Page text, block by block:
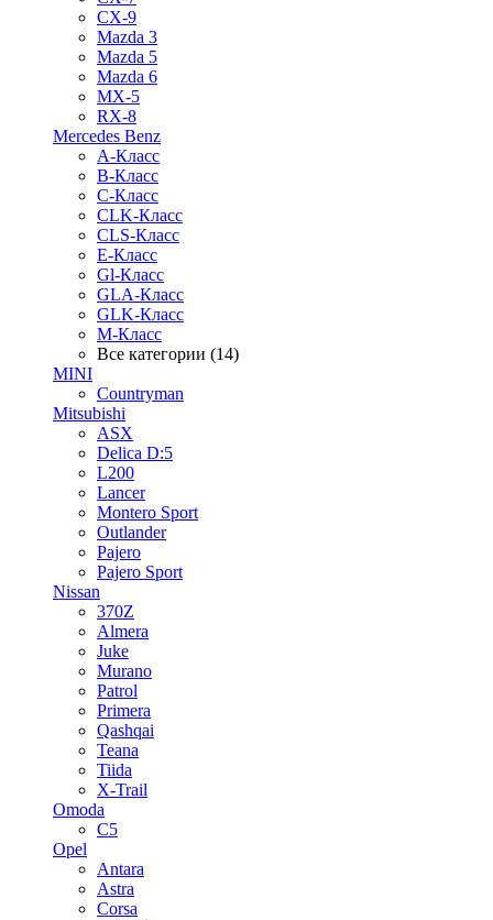
CX-9
Mazda 3
Mazda 5
Mazda 6
MX-5
RX-8
Mercedes Benz
A-Класс
B-Класс
C-Класс
CLK-Класс
CLS-Класс
E-Класс
Gl-Класс
GLA-Класс
GLK-Класс
M-Класс
Все категории (14)
MINI
Countryman
Mitsubishi
ASX
Delica D:5
L200
Lancer
Montero Sport
Outlander
Pajero
Pajero Sport
Nissan
370Z
Almera
Juke
Murano
Patrol
Primera
Qashqai
Teana
Tiida
X-Trail
Omoda
C5
Opel
Antara
Astra
Corsa